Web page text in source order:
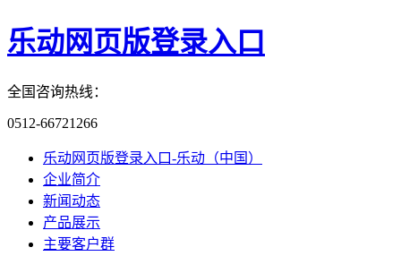
乐动网页版登录入口
全国咨询热线：
0512-66721266
乐动网页版登录入口-乐动（中国）
企业简介
新闻动态
产品展示
主要客户群